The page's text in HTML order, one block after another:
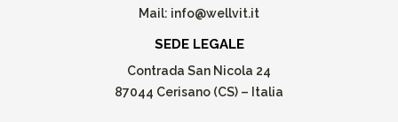
Mail: info@wellvit.it
SEDE LEGALE
Contrada San Nicola 24
87044 Cerisano (CS) – Italia